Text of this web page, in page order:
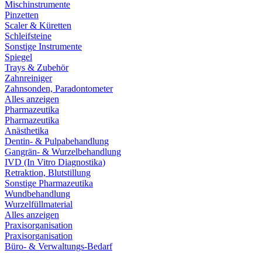
Mischinstrumente
Pinzetten
Scaler & Küretten
Schleifsteine
Sonstige Instrumente
Spiegel
Trays & Zubehör
Zahnreiniger
Zahnsonden, Paradontometer
Alles anzeigen
Pharmazeutika
Pharmazeutika
Anästhetika
Dentin- & Pulpabehandlung
Gangrän- & Wurzelbehandlung
IVD (In Vitro Diagnostika)
Retraktion, Blutstillung
Sonstige Pharmazeutika
Wundbehandlung
Wurzelfüllmaterial
Alles anzeigen
Praxisorganisation
Praxisorganisation
Büro- & Verwaltungs-Bedarf